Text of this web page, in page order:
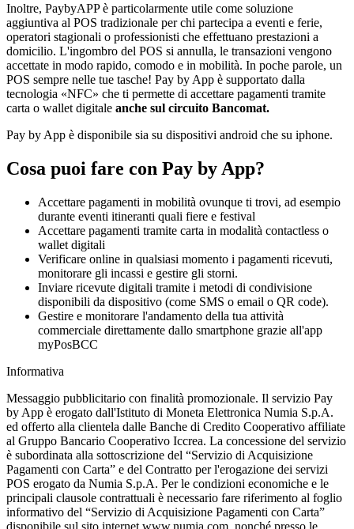
Inoltre, PaybyAPP è particolarmente utile come soluzione
aggiuntiva al POS tradizionale per chi partecipa a eventi e ferie,
operatori stagionali o professionisti che effettuano prestazioni a
domicilio. L'ingombro del POS si annulla, le transazioni vengono
accettate in modo rapido, comodo e in mobilità. In poche parole, un
POS sempre nelle tue tasche! Pay by App è supportato dalla
tecnologia «NFC» che ti permette di accettare pagamenti tramite
carta o wallet digitale anche sul circuito Bancomat.
Pay by App è disponibile sia su dispositivi android che su iphone.
Cosa puoi fare con Pay by App?
Accettare pagamenti in mobilità ovunque ti trovi, ad esempio
durante eventi itineranti quali fiere e festival
Accettare pagamenti tramite carta in modalità contactless o
wallet digitali
Verificare online in qualsiasi momento i pagamenti ricevuti,
monitorare gli incassi e gestire gli storni.
Inviare ricevute digitali tramite i metodi di condivisione
disponibili da dispositivo (come SMS o email o QR code).
Gestire e monitorare l'andamento della tua attività
commerciale direttamente dallo smartphone grazie all'app
myPosBCC
Informativa
Messaggio pubblicitario con finalità promozionale. Il servizio Pay
by App è erogato dall'Istituto di Moneta Elettronica Numia S.p.A.
ed offerto alla clientela dalle Banche di Credito Cooperativo affiliate
al Gruppo Bancario Cooperativo Iccrea. La concessione del servizio
è subordinata alla sottoscrizione del “Servizio di Acquisizione
Pagamenti con Carta” e del Contratto per l'erogazione dei servizi
POS erogato da Numia S.p.A. Per le condizioni economiche e le
principali clausole contrattuali è necessario fare riferimento al foglio
informativo del “Servizio di Acquisizione Pagamenti con Carta”
disponibile sul sito internet www.numia.com, nonché presso le